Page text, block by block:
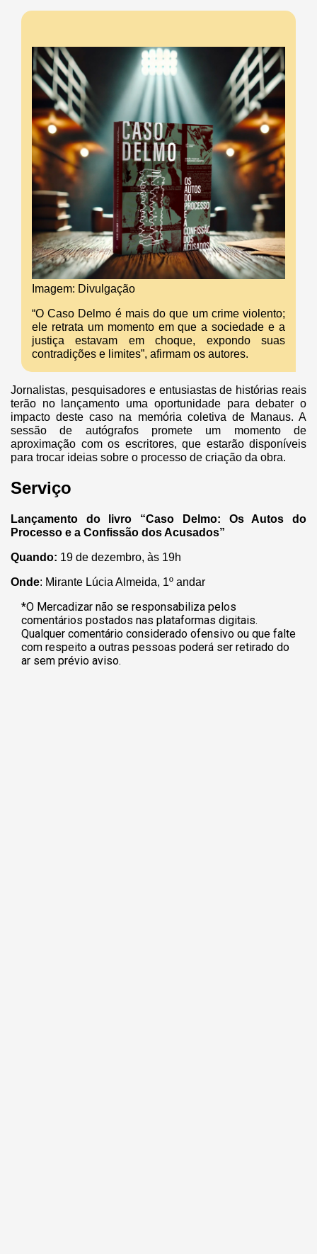
Imagem: Divulgação
“O Caso Delmo é mais do que um crime violento;
ele retrata um momento em que a sociedade e a
justiça estavam em choque, expondo suas
contradições e limites”, afirmam os autores.
Jornalistas, pesquisadores e entusiastas de histórias reais
terão no lançamento uma oportunidade para debater o
impacto deste caso na memória coletiva de Manaus. A
sessão de autógrafos promete um momento de
aproximação com os escritores, que estarão disponíveis
para trocar ideias sobre o processo de criação da obra.
Serviço
Lançamento do livro “Caso Delmo: Os Autos do
Processo e a Confissão dos Acusados”
Quando: 19 de dezembro, às 19h
Onde: Mirante Lúcia Almeida, 1º andar
*O Mercadizar não se responsabiliza pelos
comentários postados nas plataformas digitais.
Qualquer comentário considerado ofensivo ou que falte
com respeito a outras pessoas poderá ser retirado do
ar sem prévio aviso.